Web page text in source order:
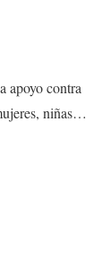
apoyo contra
niñas…